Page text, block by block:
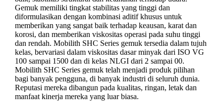
Gemuk memiliki tingkat stabilitas yang tinggi dan
diformulasikan dengan kombinasi aditif khusus untuk
memberikan yang sangat baik terhadap keausan, karat dan
korosi, dan memberikan viskositas operasi pada suhu tinggi
dan rendah. Mobilith SHC Series gemuk tersedia dalam tujuh
kelas, bervariasi dalam viskositas dasar minyak dari ISO VG
100 sampai 1500 dan di kelas NLGI dari 2 sampai 00.
Mobilith SHC Series gemuk telah menjadi produk pilihan
bagi banyak pengguna, di banyak industri di seluruh dunia.
Reputasi mereka dibangun pada kualitas, ringan, letak dan
manfaat kinerja mereka yang luar biasa.